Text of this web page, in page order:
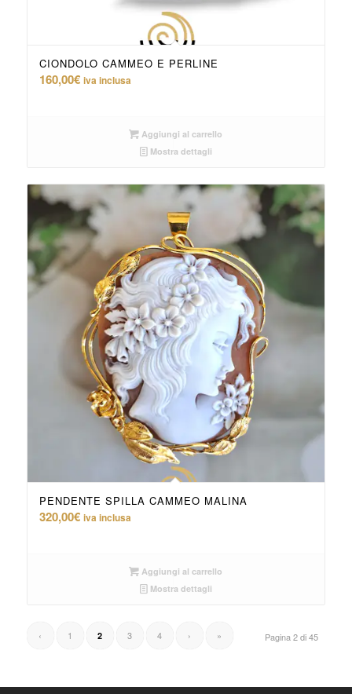
CIONDOLO CAMMEO E PERLINE
160,00€ iva inclusa
Aggiungi al carrello
Mostra dettagli
PENDENTE SPILLA CAMMEO MALINA
320,00€ iva inclusa
Aggiungi al carrello
Mostra dettagli
Pagina 2 di 45
‹ 1 2 3 4 › »